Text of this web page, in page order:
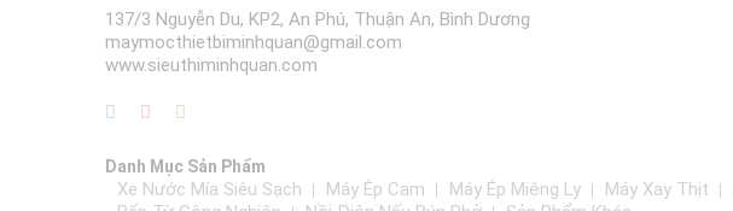
137/3 Nguyễn Du, KP2, An Phú, Thuận An, Bình Dương
maymocthietbiminhquan@gmail.com
www.sieuthiminhquan.com
Danh Mục Sản Phẩm
Xe Nước Mía Siêu Sạch Máy Ép Cam Máy Ép Miệng Ly Máy Xay Thịt